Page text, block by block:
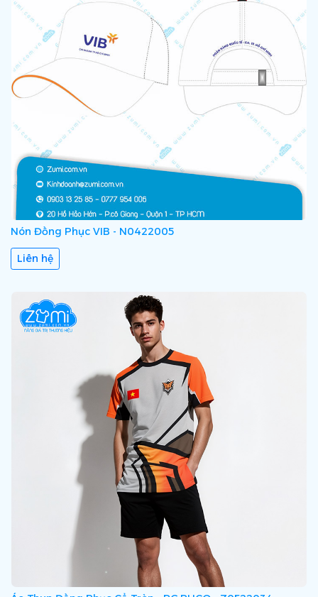
Nón Đồng Phục VIB - N0422005
Liên hệ